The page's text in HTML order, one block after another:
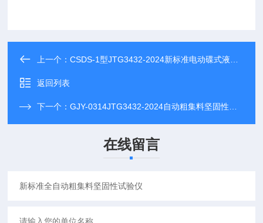
上一个：CSDS-1型JTG3432-2024新标准电动碟式液限仪
返回列表
下一个：GJY-0314JTG3432-2024自动粗集料坚固性试验仪
在线留言